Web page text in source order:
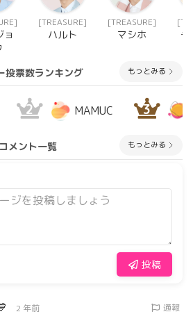
ョ
[TREASURE]
ハルト
[TREASURE]
マシホ
チ
投票数ランキング
もっとみる
2 MAMUC 3
メント一覧 もっとみる
投稿
2 年前 通報